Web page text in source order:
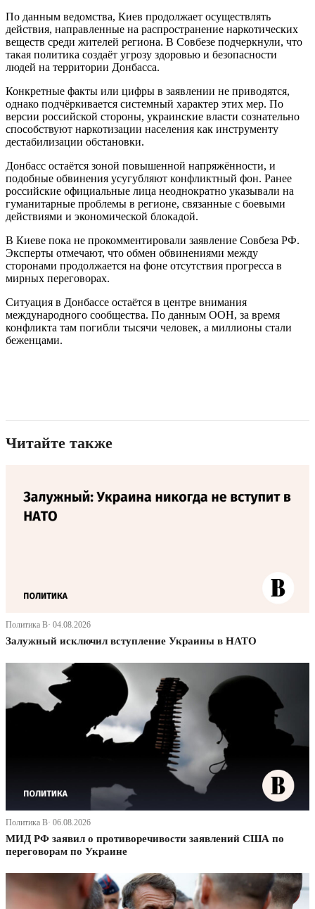
По данным ведомства, Киев продолжает осуществлять
действия, направленные на распространение наркотических
веществ среди жителей региона. В Совбезе подчеркнули, что
такая политика создаёт угрозу здоровью и безопасности
людей на территории Донбасса.
Конкретные факты или цифры в заявлении не приводятся,
однако подчёркивается системный характер этих мер. По
версии российской стороны, украинские власти сознательно
способствуют наркотизации населения как инструменту
дестабилизации обстановки.
Донбасс остаётся зоной повышенной напряжённости, и
подобные обвинения усугубляют конфликтный фон. Ранее
российские официальные лица неоднократно указывали на
гуманитарные проблемы в регионе, связанные с боевыми
действиями и экономической блокадой.
В Киеве пока не прокомментировали заявление Совбеза РФ.
Эксперты отмечают, что обмен обвинениями между
сторонами продолжается на фоне отсутствия прогресса в
мирных переговорах.
Ситуация в Донбассе остаётся в центре внимания
международного сообщества. По данным ООН, за время
конфликта там погибли тысячи человек, а миллионы стали
беженцами.
Читайте также
Политика В· 04.08.2026
Залужный исключил вступление Украины в НАТО
Политика В· 06.08.2026
МИД РФ заявил о противоречивости заявлений США по
переговорам по Украине